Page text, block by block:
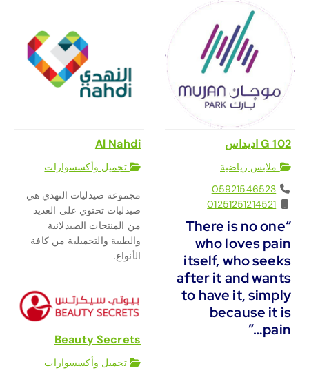
G 102 اديداس
ملابس رياضية
05921546523
01251251214521
“There is no one
who loves pain
itself, who seeks
after it and wants
to have it, simply
because it is
pain…”
Al Nahdi
تجميل وأكسسوارات
مجموعة صيدليات النهدي هي
صيدليات تحتوي على العديد
من المنتجات الصيدلانية
والطبية والتجميلية من كافة
الأنواع.
Beauty Secrets
تجميل وأكسسوارات